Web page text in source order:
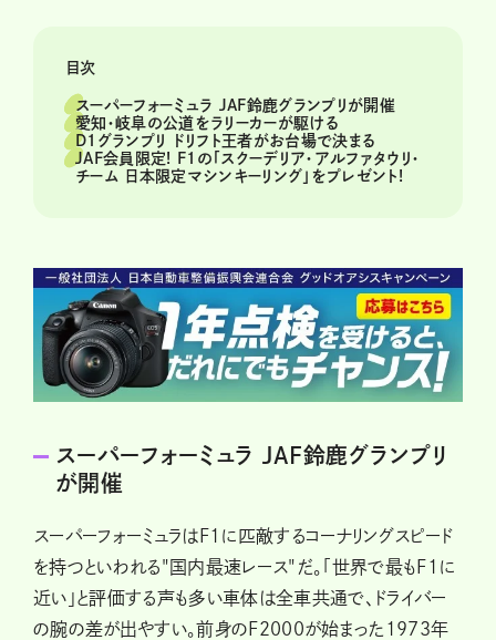
目次
スーパーフォーミュラ JAF鈴鹿グランプリが開催
愛知・岐阜の公道をラリーカーが駆ける
D1グランプリ ドリフト王者がお台場で決まる
JAF会員限定! F1の「スクーデリア・アルファタウリ・
チーム 日本限定マシンキーリング」をプレゼント!
スーパーフォーミュラ JAF鈴鹿グランプリ
が開催
スーパーフォーミュラはF1に匹敵するコーナリングスピード
を持つといわれる"国内最速レース"だ。「世界で最もF1に
近い」と評価する声も多い車体は全車共通で、ドライバー
の腕の差が出やすい。前身のF2000が始まった1973年